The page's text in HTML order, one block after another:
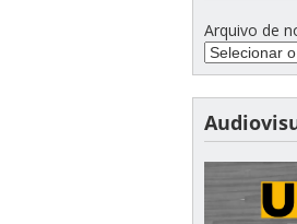
Arquivo de